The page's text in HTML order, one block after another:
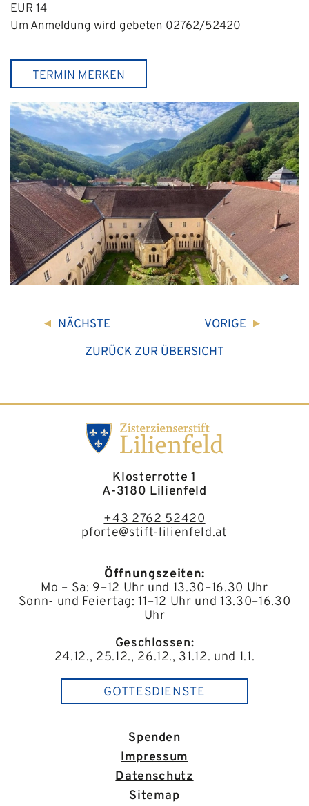
EUR 14
Um Anmeldung wird gebeten 02762/52420
TERMIN MERKEN
NÄCHSTE
ZURÜCK ZUR ÜBERSICHT
VORIGE
Klosterrotte 1
A-3180 Lilienfeld
+43 2762 52420
pforte@stift-lilienfeld.at
Öffnungszeiten:
Mo – Sa: 9–12 Uhr und 13.30–16.30 Uhr
Sonn- und Feiertag: 11–12 Uhr und 13.30–16.30
Uhr
Geschlossen:
24.12., 25.12., 26.12., 31.12. und 1.1.
GOTTESDIENSTE
Spenden
Impressum
Datenschutz
Sitemap